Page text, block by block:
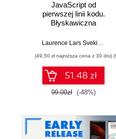
JavaScript od
pierwszej linii kodu.
Błyskawiczna
stron WWW i
internetowych
Laurence Lars Svekis
,
(49,50 zł najniższa cena z 30 dni)
51.48 zł
99.00zł (-48%)